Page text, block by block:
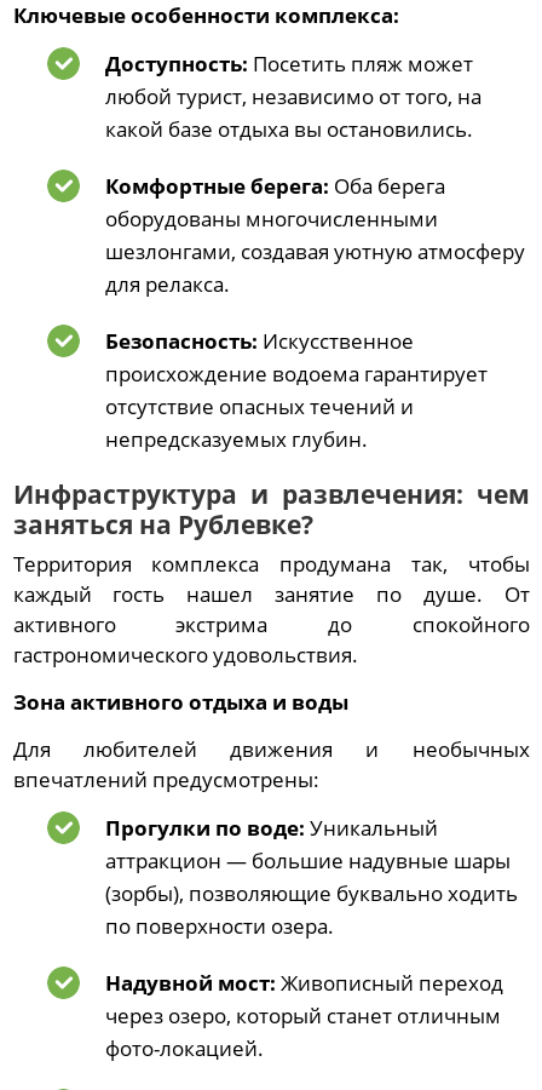
Ключевые особенности комплекса:
Доступность: Посетить пляж может
любой турист, независимо от того, на
какой базе отдыха вы остановились.
Комфортные берега: Оба берега
оборудованы многочисленными
шезлонгами, создавая уютную атмосферу
для релакса.
Безопасность: Искусственное
происхождение водоема гарантирует
отсутствие опасных течений и
непредсказуемых глубин.
Инфраструктура и развлечения: чем
заняться на Рублевке?
Территория комплекса продумана так, чтобы
каждый гость нашел занятие по душе. От
активного экстрима до спокойного
гастрономического удовольствия.
Зона активного отдыха и воды
Для любителей движения и необычных
впечатлений предусмотрены:
Прогулки по воде: Уникальный
аттракцион — большие надувные шары
(зорбы), позволяющие буквально ходить
по поверхности озера.
Надувной мост: Живописный переход
через озеро, который станет отличным
фото-локацией.